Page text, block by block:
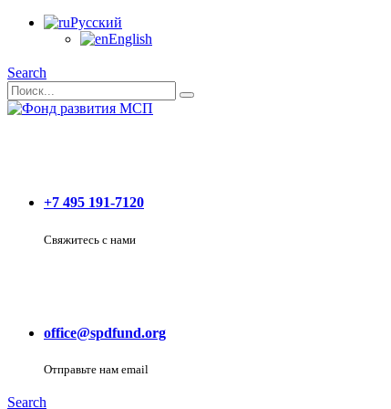
Русский
English
Search
+7 495 191-7120
Свяжитесь с нами
office@spdfund.org
Отправьте нам email
Search